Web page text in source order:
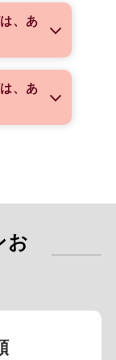
、あ
、あ
お